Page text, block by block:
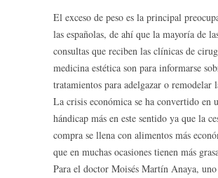
El exceso de peso es la principal
las españolas, de ahí que la mayoría de
consultas que reciben las clínicas de
medicina estética son para informarse
tratamientos para adelgazar o remodelar
La crisis económica se ha convertido en
hándicap más en este sentido ya que la
compra se llena con alimentos más
que en muchas ocasiones tienen más
Para el doctor Moisés Martín Anaya,